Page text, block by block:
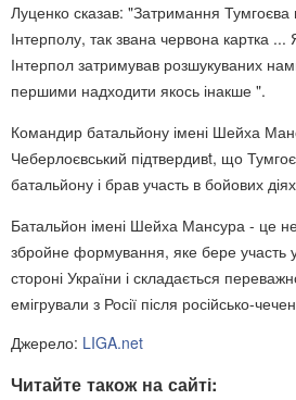
Луценко сказав: "Затримання Тумгоєва
Інтерполу, так звана червона картка
Інтерпол затримував розшукуваних
першими надходити якось інакше ".
Командир батальйону імені Шейха
Чеберлоєвський підтвердивt, що
батальйону і брав участь в бойових
Батальйон імені Шейха Мансура - це
збройне формування, яке бере участь у
стороні України і складається
емігрували з Росії після російсько-
Джерело: LIGA.net
Читайте також на сайті: